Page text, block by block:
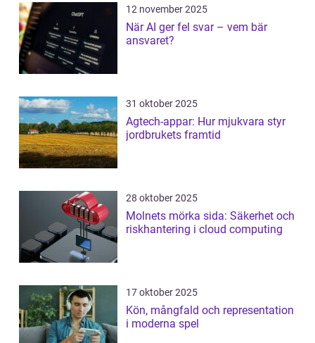
12 november 2025
När AI ger fel svar – vem bär
ansvaret?
31 oktober 2025
Agtech-appar: Hur mjukvara styr
jordbrukets framtid
28 oktober 2025
Molnets mörka sida: Säkerhet och
riskhantering i cloud computing
17 oktober 2025
Kön, mångfald och representation
i moderna spel